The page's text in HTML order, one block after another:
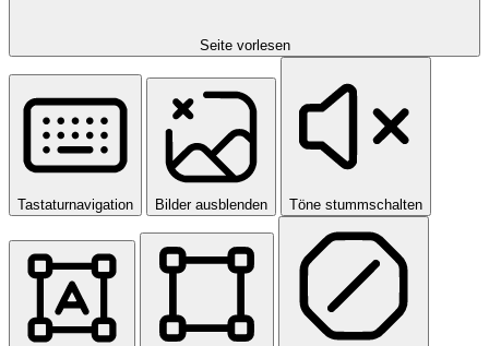
Seite vorlesen
Tastaturnavigation Bilder ausblenden Töne stummschalten